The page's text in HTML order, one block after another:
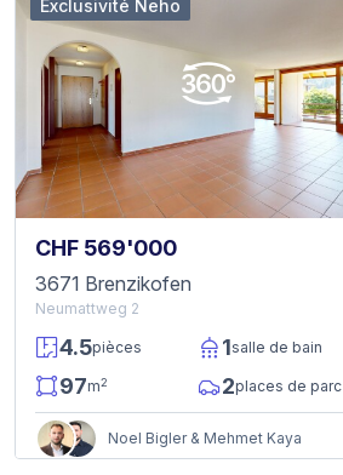
CHF 569'000
3671 Brenzikofen
Neumattweg 2
4.5pièces 1salle de bain
97m2 2places de parc
Noel Bigler & Mehmet Kaya
Exclusivité Neho